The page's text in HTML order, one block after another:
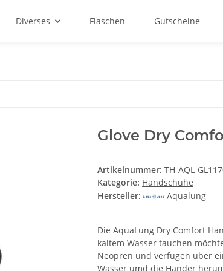
Diverses Flaschen Gutscheine
Glove Dry
Artikelnummer: TH-AQL-
Kategorie: Handschuhe
Hersteller:
Aqualung
Die AquaLung Dry Comfort
kaltem Wasser tauchen
Neopren und verfügen über
Wasser umd die Händer